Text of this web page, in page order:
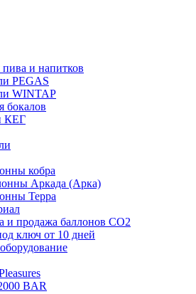
и напитков
PEGAS
WINTAP
бокалов
КЕГ
кобра
Аркада (Арка)
Терра
и продажа баллонов СО2
ключ от 10 дней
BAR